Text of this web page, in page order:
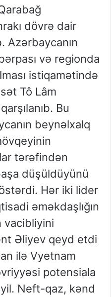
dövrə dair
Azərbaycanın
və regionda
istiqamətində
Tô Lâm
Bu
beynəlxalq
tərəfindən
düşüldüyünü
Hər iki lider
əməkdaşlığın
vacibliyini
Əliyev qeyd etdi
ilə Vyetnam
potensiala
Neft-qaz, kənd